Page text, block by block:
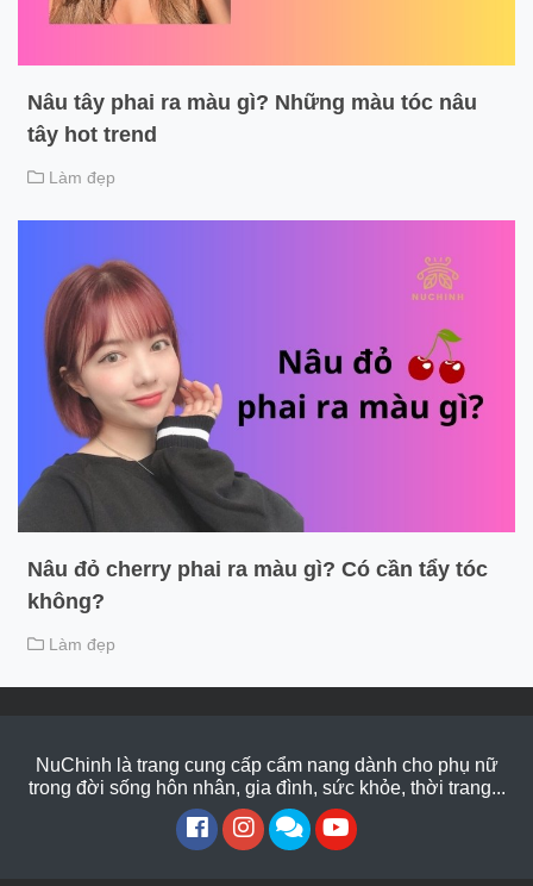
Nâu tây phai ra màu gì? Những màu tóc nâu
tây hot trend
Làm đẹp
Nâu đỏ cherry phai ra màu gì? Có cần tẩy tóc
không?
Làm đẹp
NuChinh là trang cung cấp cẩm nang dành cho phụ nữ
trong đời sống hôn nhân, gia đình, sức khỏe, thời trang...